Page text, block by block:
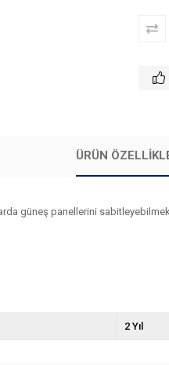
ÜRÜN
güneş panellerini
2 Yıl